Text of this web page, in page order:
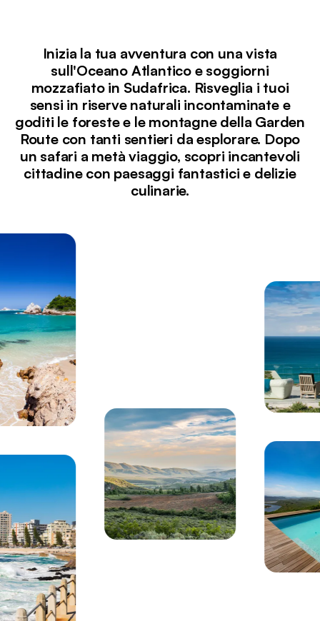
Inizia la tua avventura con una vista
sull'Oceano Atlantico e soggiorni
mozzafiato in Sudafrica. Risveglia i tuoi
sensi in riserve naturali incontaminate e
goditi le foreste e le montagne della Garden
Route con tanti sentieri da esplorare. Dopo
un safari a metà viaggio, scopri incantevoli
cittadine con paesaggi fantastici e delizie
culinarie.